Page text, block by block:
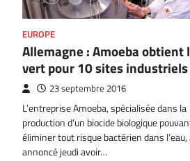
EUROPE
Allemagne : Amoeba obtient
vert pour 10 sites industriels
23 septembre 2016
L’entreprise Amoeba, spécialisée dans la
production d’un biocide biologique
éliminer tout risque bactérien dans l’eau,
annoncé jeudi avoir…